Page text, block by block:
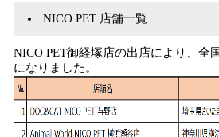
NICO PET 店舗一覧
NICO PET御経塚店の出店により、全
になりました。